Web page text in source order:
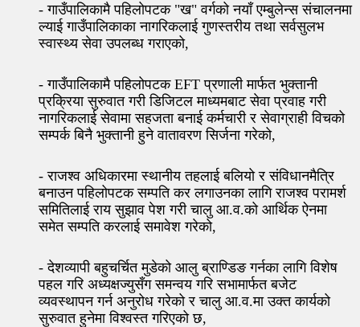
- गाउँपालिकामै पहिलोपटक "ख" वर्गको नयाँ एम्बुलेन्स संचालनमा
ल्याई गाउँपालिकाका नागरिकलाई गुणस्तरीय तथा सर्वसुलभ
स्वास्थ्य सेवा उपलब्ध गराएको,
- गाउँपालिकामै पहिलोपटक EFT प्रणाली मार्फत भुक्तानी
प्रक्रिया सुरुवात गरी डिजिटल माध्यमबाट सेवा प्रवाह गरी
नागरिकलाई सेवामा सहजता बनाई कर्मचारी र सेवाग्राही विचको
सम्पर्क बिनै भुक्तानी हुने वातावरण सिर्जना गरेको,
- राजश्व अधिकारमा स्थानीय तहलाई बलियो र संविधानमैत्रि
बनाउन पहिलोपटक सम्पति कर लगाउनका लागि राजश्व परामर्श
समितिलाई राय सुझाव पेश गरी चालु आ.व.को आर्थिक ऐनमा
समेत सम्पति करलाई समावेश गरेको,
- देशव्यापी बहुचर्चित मुडेको आलु ब्राण्डिङ गर्नका लागि विशेष
पहल गरि अध्यक्षज्युसँग समन्वय गरि सभामार्फत बजेट
व्यवस्थापन गर्न अनुरोध गरेको र चालु आ.व.मा उक्त कार्यको
सुरुवात हुनेमा विश्वस्त गरिएको छ,